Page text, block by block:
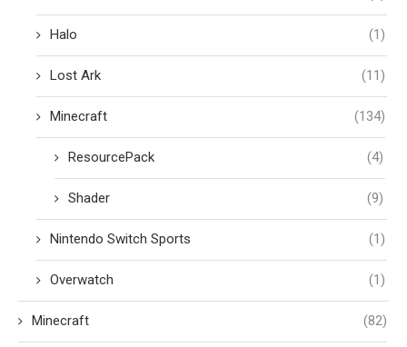
Halo (1)
Lost Ark (11)
Minecraft (134)
ResourcePack (4)
Shader (9)
Nintendo Switch Sports (1)
Overwatch (1)
Minecraft (82)